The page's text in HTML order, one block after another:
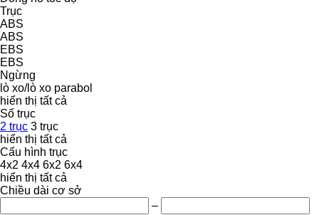
Trục
ABS
ABS
EBS
EBS
Ngừng
lò xo/lò xo parabol
hiển thị tất cả
Số trục
2 trục 3 trục
hiển thị tất cả
Cấu hình trục
4x2 4x4 6x2 6x4
hiển thị tất cả
Chiều dài cơ sở
–